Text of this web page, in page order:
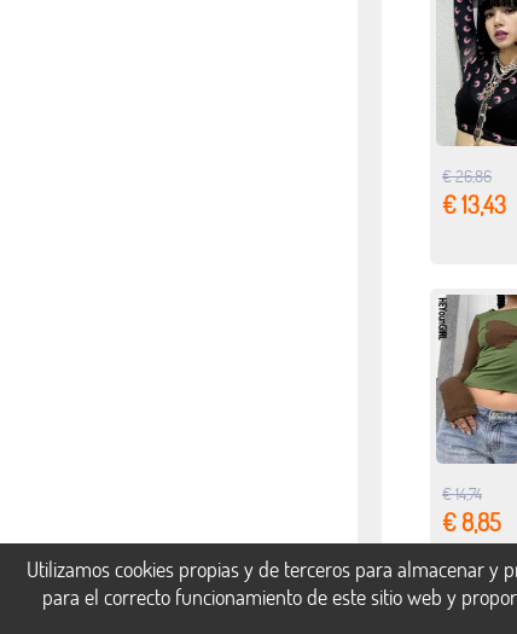
€ 26,86
€ 13,43
€ 14,74
€ 8,85
Utilizamos cookies propias y de terceros para almacenar y
para el correcto funcionamiento de este sitio web y